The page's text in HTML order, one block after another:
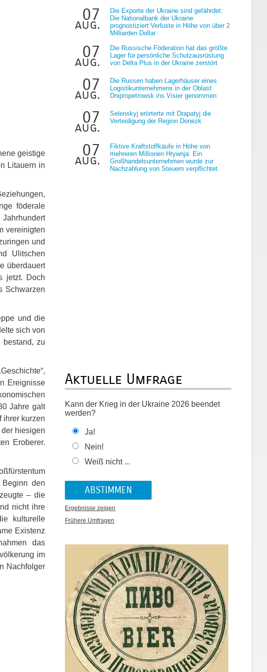
geistige
Litauern in
föderale
vereinigten
und
Ulitschen
überdauert
jetzt. Doch
Schwarzen
und die
sich von
zu
Ereignisse
Jahre galt
ihrer kurzen
hiesigen
Eroberer.
den
– die
nicht ihre
kulturelle
Existenz
das
im
Nachfolger
07
aug.
Die Exporte der Ukraine sind gefährdet:
Die Nationalbank der Ukraine
prognostiziert Verluste in Höhe von über 2
Milliarden Dollar
07
aug.
Die Russische Föderation hat das größte
Lager für persönliche Schutzausrüstung
von Delta Plus in der Ukraine zerstört
07
aug.
Die Russen haben Lagerhäuser eines
Logistikunternehmens in der Oblast
Dnipropetrowsk ins Visier genommen
07
aug.
Selenskyj erörterte mit Drapatyj die
Verteidigung der Region Donezk
07
aug.
Fiktive Kraftstoffkäufe in Höhe von
mehreren Millionen Hrywnja: Ein
Großhandelsunternehmen wurde zur
Nachzahlung von Steuern verpflichtet
Aktuelle Umfrage
Kann der Krieg in der Ukraine 2026 beendet
werden?
Ja!
Nein!
Weiß nicht ...
Ergebnisse zeigen
Frühere Umfragen